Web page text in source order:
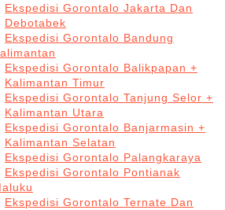
Ekspedisi Gorontalo Jakarta Dan
Debotabek
Ekspedisi Gorontalo Bandung
Ekspedisi Gorontalo Balikpapan +
Kalimantan Timur
Ekspedisi Gorontalo Tanjung Selor +
Kalimantan Utara
Ekspedisi Gorontalo Banjarmasin +
Kalimantan Selatan
Ekspedisi Gorontalo Palangkaraya
Ekspedisi Gorontalo Pontianak
Ekspedisi Gorontalo Ternate Dan